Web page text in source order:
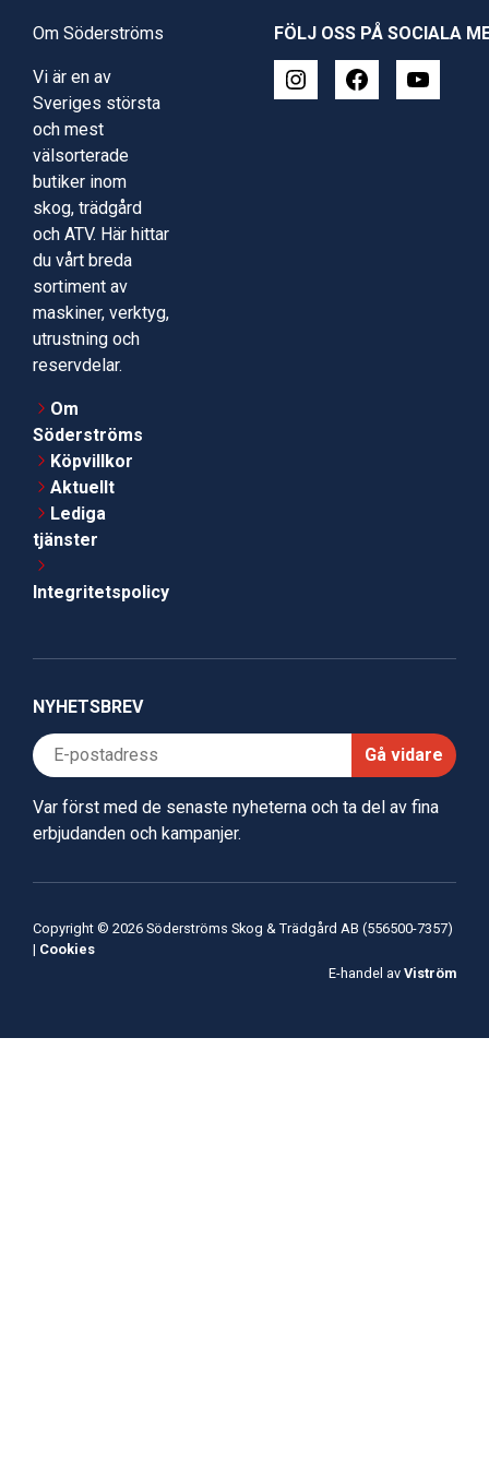
Om Söderströms
Vi är en av
Sveriges största
och mest
välsorterade
butiker inom
skog, trädgård
och ATV. Här hittar
du vårt breda
sortiment av
maskiner, verktyg,
utrustning och
reservdelar.
Om
Söderströms
Köpvillkor
Aktuellt
Lediga
tjänster
Integritetspolicy
FÖLJ OSS PÅ SOCIALA
NYHETSBREV
Gå vidare
Var först med de senaste nyheterna och ta del av fina
erbjudanden och kampanjer.
Copyright © 2026 Söderströms Skog & Trädgård AB (556500-7357)
| Cookies
E-handel av Viström